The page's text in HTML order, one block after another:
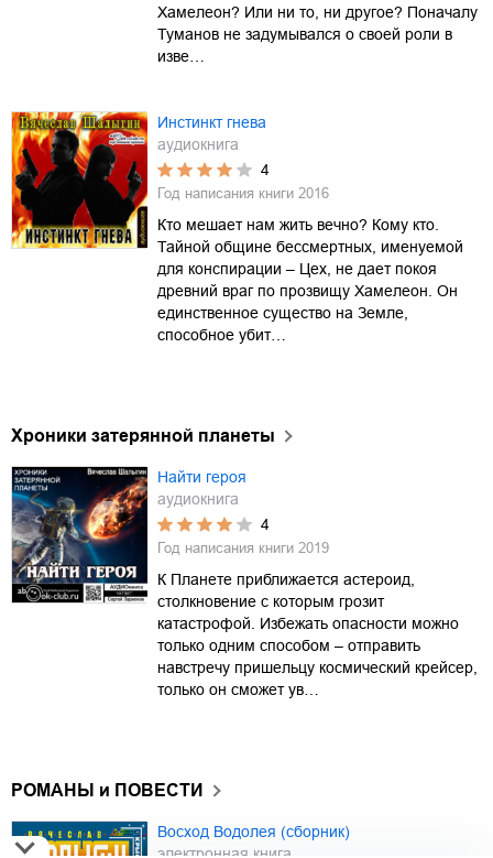
Хамелеон? Или ни то, ни другое? Поначалу
Туманов не задумывался о своей роли в
изве…
Инстинкт гнева
аудиокнига
4
Год написания книги 2016
Кто мешает нам жить вечно? Кому кто.
Тайной общине бессмертных, именуемой
для конспирации – Цех, не дает покоя
древний враг по прозвищу Хамелеон. Он
единственное существо на Земле,
способное убит…
Хроники затерянной планеты
Найти героя
аудиокнига
4
Год написания книги 2019
К Планете приближается астероид,
столкновение с которым грозит
катастрофой. Избежать опасности можно
только одним способом – отправить
навстречу пришельцу космический крейсер,
только он сможет ув…
РОМАНЫ и ПОВЕСТИ
Восход Водолея (сборник)
электронная книга